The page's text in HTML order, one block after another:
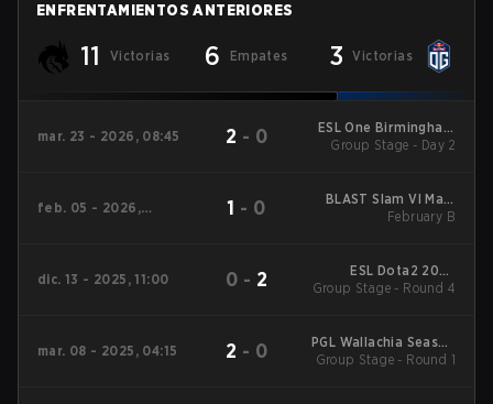
ENFRENTAMIENTOS ANTERIORES
11 Victorias 6 Empates 3 Victorias
mar. 23 - 2026, 08:45 2 - 0
ESL One Birmingham
2026
Group Stage - Day 2
feb. 05 - 2026,
1 - 0
BLAST Slam VI Main
Tournament
February B
dic. 13 - 2025, 11:00 0 - 2
ESL Dota2 2025
DreamLeague Season
Group Stage - Round 4
mar. 08 - 2025, 04:15 2 - 0
PGL Wallachia Season
3 Main Tournament
Group Stage - Round 1